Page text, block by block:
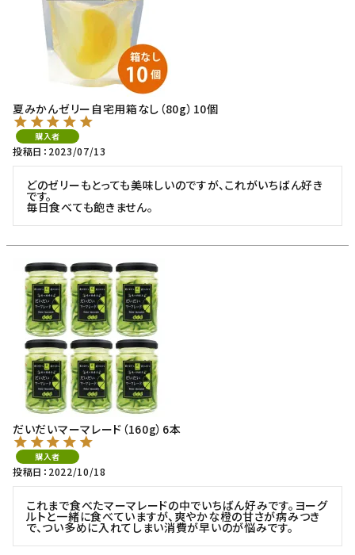
夏みかんゼリー自宅用箱なし（80g）10個
購入者
投稿日 2023/07/13
どのゼリーもとっても美味しいのですが、これがいちばん好き
です。
毎日食べても飽きません。
だいだいマーマレード（160g）6本
購入者
投稿日 2022/10/18
これまで食べたマーマレードの中でいちばん好みです。ヨーグ
ルトと一緒に食べていますが、爽やかな橙の甘さが病みつき
で、つい多めに入れてしまい消費が早いのが悩みです。